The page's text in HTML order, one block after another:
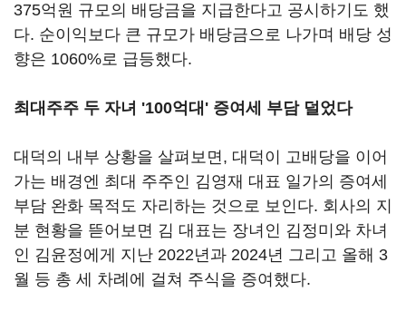
375억원 규모의 배당금을 지급한다고 공시하기도 했
다. 순이익보다 큰 규모가 배당금으로 나가며 배당 성
향은 1060%로 급등했다.
최대주주 두 자녀 '100억대' 증여세 부담 덜었다
대덕의 내부 상황을 살펴보면, 대덕이 고배당을 이어
가는 배경엔 최대 주주인 김영재 대표 일가의 증여세
부담 완화 목적도 자리하는 것으로 보인다. 회사의 지
분 현황을 뜯어보면 김 대표는 장녀인 김정미와 차녀
인 김윤정에게 지난 2022년과 2024년 그리고 올해 3
월 등 총 세 차례에 걸쳐 주식을 증여했다.